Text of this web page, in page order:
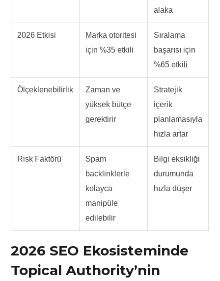
alaka
2026 Etkisi
Marka otoritesi
için %35 etkili
Sıralama
başarısı için
%65 etkili
Ölçeklenebilirlik
Zaman ve
yüksek bütçe
gerektirir
Stratejik
içerik
planlamasıyla
hızla artar
Risk Faktörü
Spam
backlinklerle
kolayca
manipüle
edilebilir
Bilgi eksikliği
durumunda
hızla düşer
2026 SEO Ekosisteminde
Topical Authority’nin